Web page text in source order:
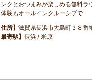
クとおつまみが楽しめる無料ラ
験もオールインクルーシブで
所】 滋賀県長浜市大島町３８番
寄駅】 長浜 / 米原